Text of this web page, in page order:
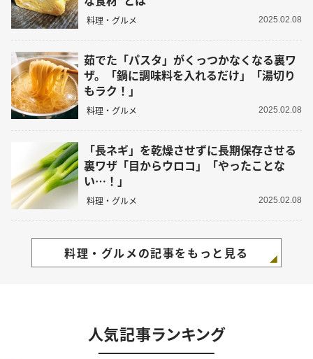
料理・グルメ 2025.02.08
茹でた「パスタ」がくっつかなくなる裏ワ
ザ。「鍋に調味料を入れるだけ」「湯切り
もラク！」
料理・グルメ 2025.02.08
「長ネギ」を乾燥させずに長期保存させる
裏ワザ「目からウロコ」「やったことな
い…！」
料理・グルメ 2025.02.08
料理・グルメの記事をもっと見る
人気記事ランキング